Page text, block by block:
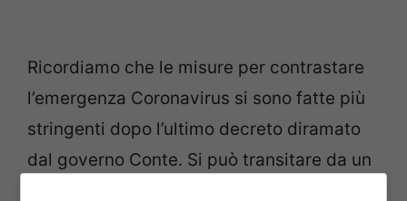
Ricordiamo che le misure per contrastare
l’emergenza Coronavirus si sono fatte più
stringenti dopo l’ultimo decreto diramato
dal governo Conte. Si può transitare da un